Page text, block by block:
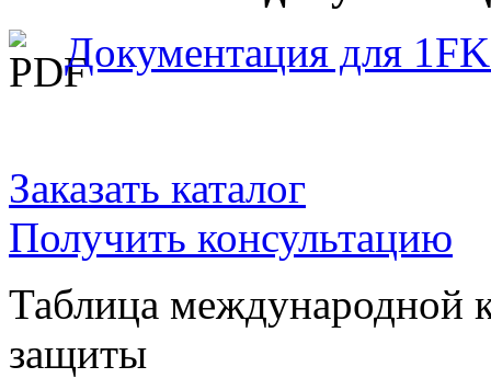
Документация для
Заказать каталог
Получить консультацию
Таблица международной
защиты